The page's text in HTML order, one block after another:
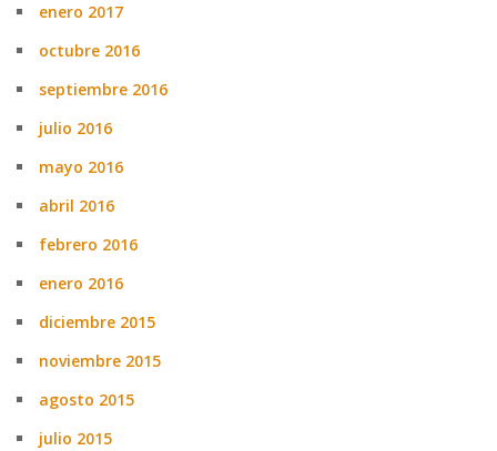
enero 2017
octubre 2016
septiembre 2016
julio 2016
mayo 2016
abril 2016
febrero 2016
enero 2016
diciembre 2015
noviembre 2015
agosto 2015
julio 2015